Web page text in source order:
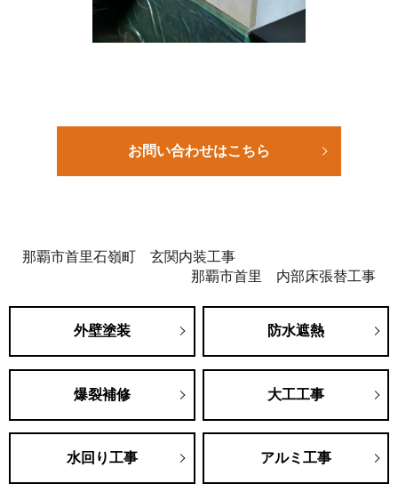
お問い合わせはこちら
那覇市首里石嶺町 玄関内装工事
那覇市首里 内部床張替工事
外壁塗装 防水遮熱
爆裂補修 大工工事
水回り工事 アルミ工事